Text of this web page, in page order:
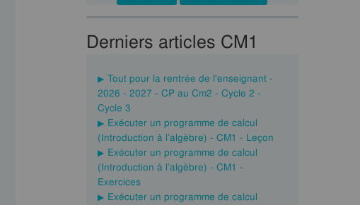
Derniers articles CM1
Tout pour la rentrée de l'enseignant -
2026 - 2027 - CP au Cm2 - Cycle 2 -
Cycle 3
Exécuter un programme de calcul
(Introduction à l’algèbre) - CM1 - Leçon
Exécuter un programme de calcul
(Introduction à l’algèbre) - CM1 -
Exercices
Exécuter un programme de calcul